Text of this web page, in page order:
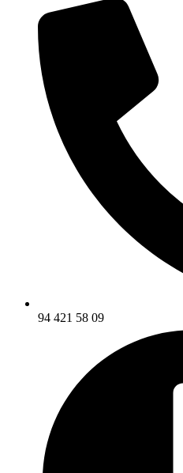
94 421 58 09